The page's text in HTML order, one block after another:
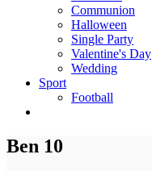
Communion
Halloween
Single Party
Valentine's Day
Wedding
Sport
Football
Ben 10